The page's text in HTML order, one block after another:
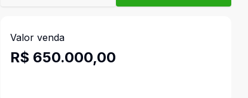
Valor venda
R$ 650.000,00